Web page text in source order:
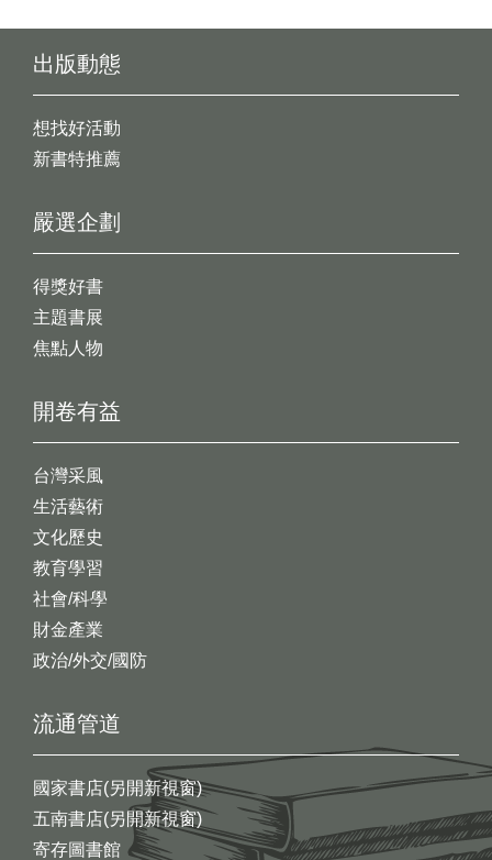
出版動態
想找好活動
新書特推薦
開卷有益
台灣采風
生活藝術
文化歷史
教育學習
社會/科學
財金產業
政治/外交/國防
嚴選企劃
得獎好書
主題書展
焦點人物
流通管道
國家書店(另開新視窗)
五南書店(另開新視窗)
寄存圖書館